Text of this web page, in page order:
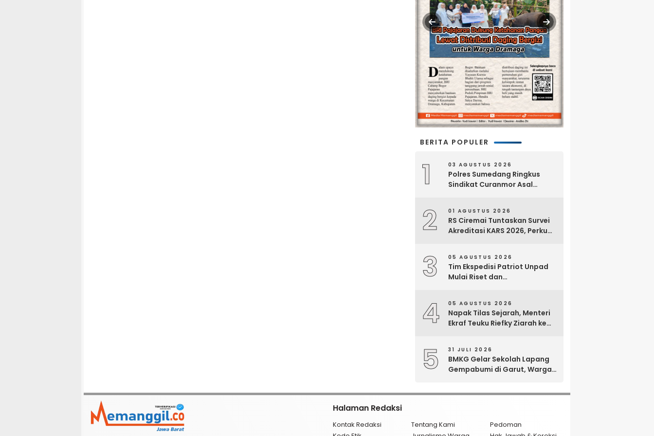
BERITA POPULER
1 03 AGUSTUS 2026
Polres Sumedang Ringkus
Sindikat Curanmor Asal
2 01 AGUSTUS 2026
RS Ciremai Tuntaskan Survei
Akreditasi KARS 2026, Perkuat
3 05 AGUSTUS 2026
Tim Ekspedisi Patriot Unpad
Mulai Riset dan
Tomage, Fakfak
4 05 AGUSTUS 2026
Napak Tilas Sejarah, Menteri
Ekraf Teuku Riefky Ziarah ke
5 31 JULI 2026
BMKG Gelar Sekolah Lapang
Gempabumi di Garut, Warga
Halaman Redaksi
Kontak Redaksi Tentang Kami
Pedoman